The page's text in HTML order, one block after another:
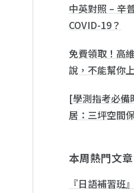
中英對照 – 辛
COVID-19？
免費領取！高
說，不能幫你
[學測指考必備
居：三坪空間
本周熱門文章
『日語補習班